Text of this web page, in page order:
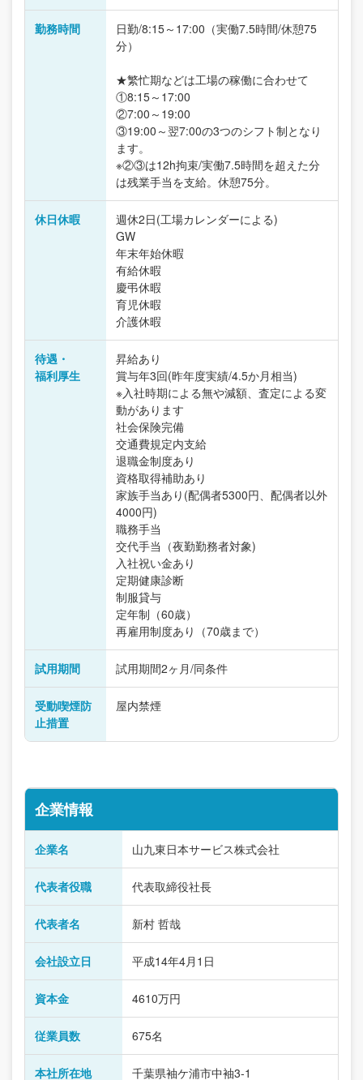
勤務時間
日勤/8:15～17:00（実働7.5時間/休憩75
分）
★繁忙期などは工場の稼働に合わせて
①8:15～17:00
②7:00～19:00
③19:00～翌7:00の3つのシフト制となり
ます。
※②③は12h拘束/実働7.5時間を超えた分
は残業手当を支給。休憩75分。
休日休暇
週休2日(工場カレンダーによる)
GW
年末年始休暇
有給休暇
慶弔休暇
育児休暇
介護休暇
待遇・
福利厚生
昇給あり
賞与年3回(昨年度実績/4.5か月相当)
※入社時期による無や減額、査定による変
動があります
社会保険完備
交通費規定内支給
退職金制度あり
資格取得補助あり
家族手当あり(配偶者5300円、配偶者以外
4000円)
職務手当
交代手当（夜勤勤務者対象)
入社祝い金あり
定期健康診断
制服貸与
定年制（60歳）
再雇用制度あり（70歳まで）
試用期間 試用期間2ヶ月/同条件
受動喫煙防
止措置
屋内禁煙
企業情報
企業名 山九東日本サービス株式会社
代表者役職 代表取締役社長
代表者名 新村 哲哉
会社設立日 平成14年4月1日
資本金 4610万円
従業員数 675名
本社所在地 千葉県袖ケ浦市中袖3-1